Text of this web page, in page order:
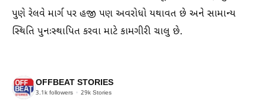
પુણે રેલવે માર્ગ પર હજી પણ અવરોધો યથાવત છે અને સામાન્ય
સ્થિતિ પુનઃસ્થાપિત કરવા માટે કામગીરી ચાલુ છે.
OFFBEAT STORIES
3.1k followers 29k Stories